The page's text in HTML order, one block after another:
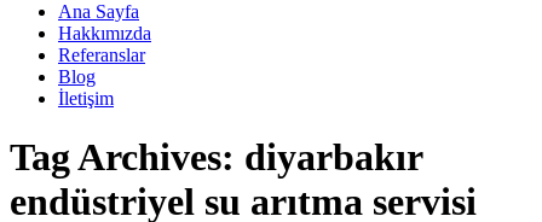
Ana Sayfa
Hakkımızda
Referanslar
Blog
İletişim
Tag Archives: diyarbakır
endüstriyel su arıtma servisi